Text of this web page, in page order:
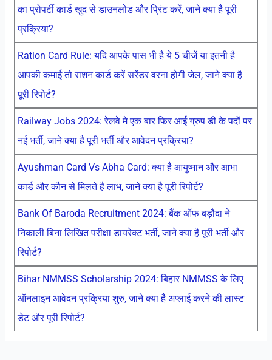
का प्रोपर्टी कार्ड खुद से डाउनलोड और प्रिंट करें, जाने क्या है पूरी
प्रक्रिया?
Ration Card Rule: यदि आपके पास भी है ये 5 चीजें या इतनी है
आपकी कमाई तो राशन कार्ड करें सरेंडर वरना होगी जेल, जाने क्या है
पूरी रिपोर्ट?
Railway Jobs 2024: रेलवे मे एक बार फिर आई ग्रुप डी के पदों पर
नई भर्ती, जाने क्या है पूरी भर्ती और आवेदन प्रक्रिया?
Ayushman Card Vs Abha Card: क्या है आयुष्मान और आभा
कार्ड और कौन से मिलते है लाभ, जाने क्या है पूरी रिपोर्ट?
Bank Of Baroda Recruitment 2024: बैंक ऑफ बड़ौदा ने
निकाली बिना लिखित परीक्षा डायरेक्ट भर्ती, जाने क्या है पूरी भर्ती और
रिपोर्ट?
Bihar NMMSS Scholarship 2024: बिहार NMMSS के लिए
ऑनलाइन आवेदन प्रक्रिया शुरु, जाने क्या है अप्लाई करने की लास्ट
डेट और पूरी रिपोर्ट?